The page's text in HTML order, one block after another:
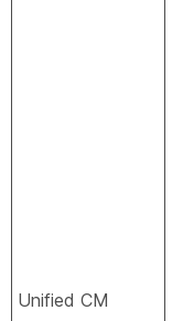
Unified CM